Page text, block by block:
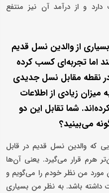
و از درآمد آن نیز منتفع
از والدین نسل قدیم
اما تجربه‌ای کسب کرده
نقطه مقابل نسل جدیدی
میزان زیادی از اطلاعات
شما تقابل این دو
می‌بینید؟
که والدین نسل قدیم در قابل
هرم قرار می‌گیرد. یعنی آن‌ها
مورد من نظر خودم را می‌گویم و
داشته باشد. به نظر من بسیاری